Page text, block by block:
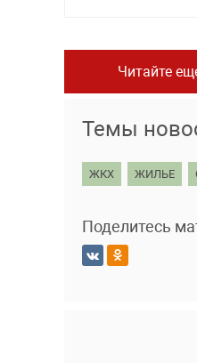
Читайте
Темы
ЖКХ ЖИЛЬЕ
Поделитесь